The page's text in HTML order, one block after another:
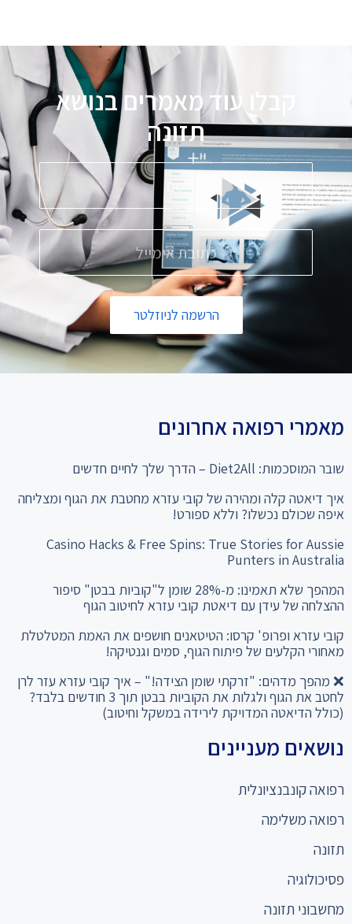
קבלו עוד מאמרים בנושא
תזונה
הרשמה לניוזלטר
מאמרי רפואה אחרונים
שובר המוסכמות: Diet2All – הדרך שלך לחיים חדשים
איך דיאטה קלה ומהירה של קובי עזרא מחטבת את הגוף ומצליחה
איפה שכולם נכשלו? וללא ספורט!
Casino Hacks & Free Spins: True Stories for Aussie
Punters in Australia
המהפך שלא תאמינו: מ-28% שומן ל"קוביות בבטן" סיפור
ההצלחה של עידן עם דיאטת קובי עזרא לחיטוב הגוף
קובי עזרא ופרופ' קרסו: הטיטאנים חושפים את האמת המטלטלת
מאחורי הקלעים של פיתוח הגוף, סמים וגנטיקה!
❌ מהפך מדהים: "זרקתי שומן הצידה!" – איך קובי עזרא עזר לרן
לחטב את הגוף ולגלות את הקוביות בבטן תוך 3 חודשים בלבד?
(כולל הדיאטה המדויקת לירידה במשקל וחיטוב)
נושאים מעניינים
רפואה קונבנציונלית
רפואה משלימה
תזונה
פסיכולוגיה
מחשבוני תזונה